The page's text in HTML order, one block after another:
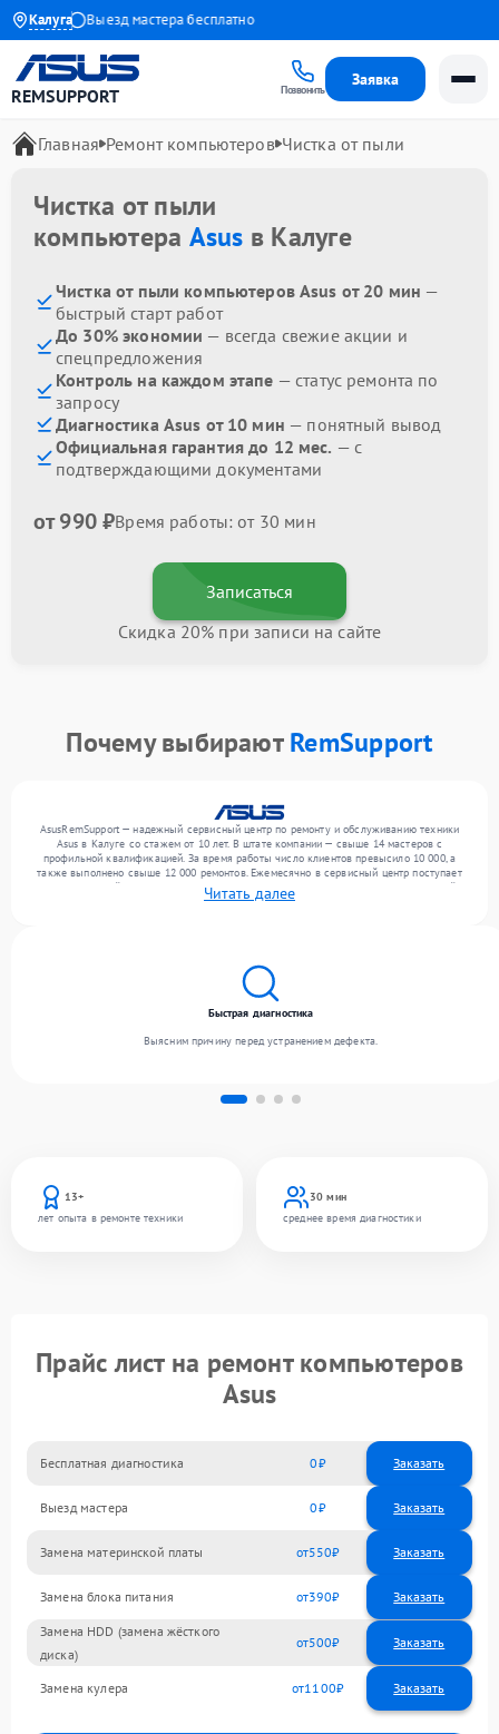
Калуга
1 года Выезд мастера бесплатно
REMSUPPORT Позвонить
Заявка
Главная Ремонт компьютеров Чистка от пыли
Чистка от пыли
компьютера Asus в Калуге
Чистка от пыли компьютеров Asus от 20 мин —
быстрый старт работ
До 30% экономии — всегда свежие акции и
спецпредложения
Контроль на каждом этапе — статус ремонта по
запросу
Диагностика Asus от 10 мин — понятный вывод
Официальная гарантия до 12 мес. — с
подтверждающими документами
от 990 ₽Время работы: от 30 мин
Записаться
Скидка 20% при записи на сайте
Почему выбираютRemSupport
AsusRemSupport — надежный сервисный центр по ремонту и обслуживанию техники
Asus в Калуге со стажем от 10 лет. В штате компании — свыше 14 мастеров с
профильной квалификацией. За время работы число клиентов превысило 10 000, а
также выполнено свыше 12 000 ремонтов. Ежемесячно в сервисный центр поступает
более 300 устройств, включая , , . Мы работаем с широким спектром неисправностей и
обеспечиваем надежный результат благодаря опыту команды.
Читать далее
13+
лет опыта в ремонте техники
30 мин
среднее время диагностики
Быстрая диагностика
Выясним причину перед устранением дефекта.
Прайс лист на ремонт компьютеров
Asus
Бесплатная диагностика 0 Заказать
Выезд мастера 0 Заказать
Замена материнской платы 550
Замена блока питания 390
Замена HDD (замена жёсткого
диска)
500
Замена кулера 1100